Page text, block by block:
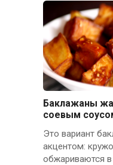
Баклажаны
соевым
Это вариант
акцентом:
обжариваются